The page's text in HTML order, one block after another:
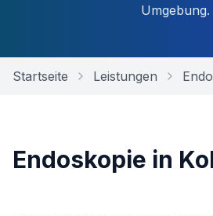
Umgebung.
Startseite Leistungen
Endoskopie in